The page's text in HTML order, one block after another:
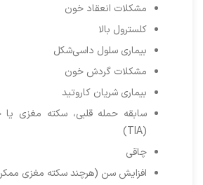
مشکلات انعقاد خون
کلسترول بالا
بیماری سلول داسی‌شکل
مشکلات گردش خون
بیماری شریان کاروتید
سابقه حمله قلبی، سکته مغزی یا
(TIA)
چاقی
افزایش سن (هرچند سکته مغزی